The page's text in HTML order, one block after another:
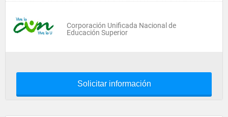
Corporación Unificada Nacional de
Educación Superior
Solicitar información